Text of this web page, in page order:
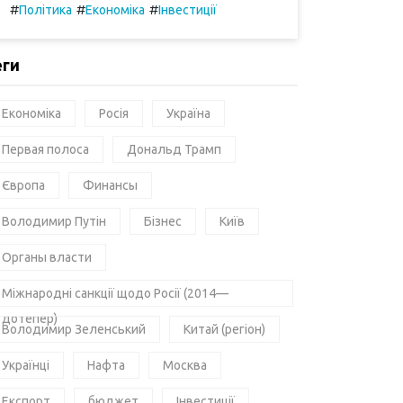
#Політика #Економіка #Інвестиції
Економіка Росія Україна
Первая полоса Дональд Трамп
Європа Финансы
Володимир Путін Бізнес Київ
Органы власти
Міжнародні санкції щодо Росії (2014—
дотепер)
Володимир Зеленський Китай (регіон)
Українці Нафта Москва